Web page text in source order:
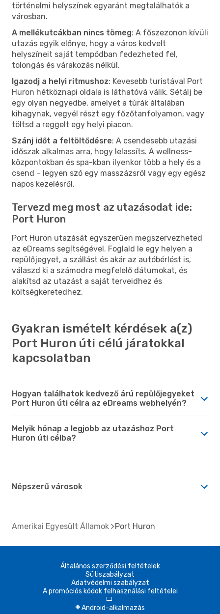
történelmi helyszínek egyaránt megtalálhatók a
városban.
A mellékutcákban nincs tömeg: A főszezonon kívüli
utazás egyik előnye, hogy a város kedvelt
helyszíneit saját tempódban fedezheted fel,
tolongás és várakozás nélkül.
Igazodj a helyi ritmushoz: Kevesebb turistával Port
Huron hétköznapi oldala is láthatóvá válik. Sétálj be
egy olyan negyedbe, amelyet a túrák általában
kihagynak, vegyél részt egy főzőtanfolyamon, vagy
töltsd a reggelt egy helyi piacon.
Szánj időt a feltöltődésre: A csendesebb utazási
időszak alkalmas arra, hogy lelassíts. A wellness-
központokban és spa-kban ilyenkor több a hely és a
csend – legyen szó egy masszázsról vagy egy egész
napos kezelésről.
Tervezd meg most az utazásodat ide:
Port Huron
Port Huron utazását egyszerűen megszervezheted
az eDreams segítségével. Foglald le egy helyen a
repülőjegyet, a szállást és akár az autóbérlést is,
válaszd ki a számodra megfelelő dátumokat, és
alakítsd az utazást a saját terveidhez és
költségkeretedhez.
Gyakran ismételt kérdések a(z)
Port Huron úti célú járatokkal
kapcsolatban
Hogyan találhatok kedvező árú repülőjegyeket
Port Huron úti célra az eDreams webhelyén?
Melyik hónap a legjobb az utazáshoz Port
Huron úti célba?
Népszerű városok
Amerikai Egyesült Államok Port Huron
Általános szerződési feltételek
Sütiszabályzat
Adatvédelmi szabályzat
A promóciós kódok felhasználási feltételei
d
A Android-alkalmazás